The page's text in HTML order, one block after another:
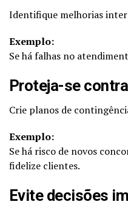
Identifique melhorias
Exemplo:
Se há falhas no
Proteja-se
Crie planos de
Exemplo:
Se há risco de novos
fidelize clientes.
Evite decisões